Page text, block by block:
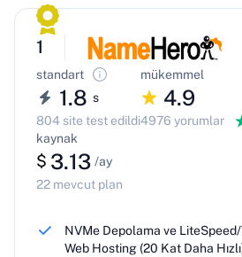
1
standart
1.8 s
804 site test edildi
mükemmel
4.9
4976 yorumlar
kaynak
$ 3.13 /ay
22 mevcut plan
NVMe Depolama ve LiteSpeed/
Web Hosting (20 Kat Daha